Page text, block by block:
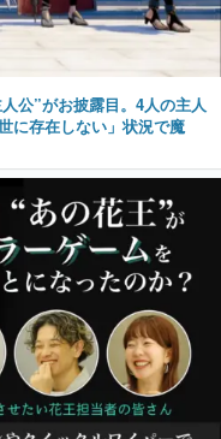
公”がお披露目。4人の主人
に存在しない」状況で魔